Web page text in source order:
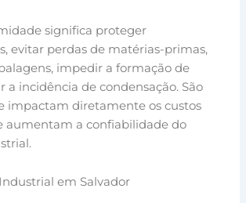
significa proteger
evitar perdas de matérias-primas,
impedir a formação de
a incidência de condensação. São
impactam diretamente os custos
aumentam a confiabilidade do
em Salvador